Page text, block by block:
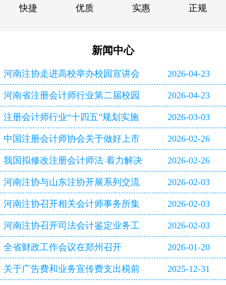
快捷 优质 实惠 正规
新闻中心
河南注协走进高校举办校园宣讲会 2026-04-23
河南省注册会计师行业第二届校园
双选会即将启幕
2026-04-23
注册会计师行业“十四五”规划实施
评估报告
2026-03-03
中国注册会计师协会关于做好上市
公司2025年年报审计工作的通知
2026-02-26
我国拟修改注册会计师法 着力解决
审计造假等行业突出问题
2026-02-26
河南注协与山东注协开展系列交流
活动
2026-02-03
河南注协召开相关会计师事务所集
体约谈会
2026-02-03
河南注协召开司法会计鉴定业务工
作专题研讨会
2026-02-03
全省财政工作会议在郑州召开 2026-01-20
关于广告费和业务宣传费支出税前 2025-12-31